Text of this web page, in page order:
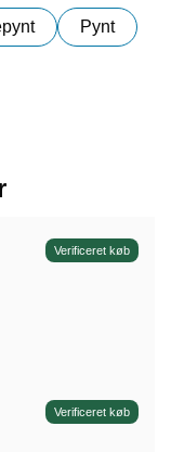
Pynt
Verificeret køb
Verificeret køb